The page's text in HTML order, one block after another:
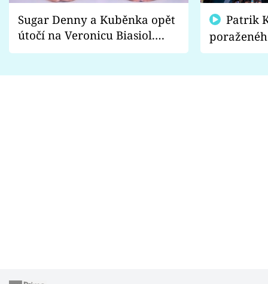
Sugar Denny a Kuběnka opět
útočí na Veronicu Biasiol.
Proč je podle nich falešná a
fanoušci